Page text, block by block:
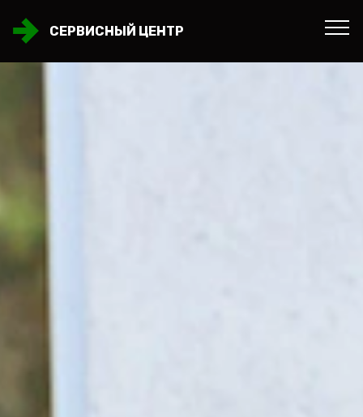
СЕРВИСНЫЙ ЦЕНТР